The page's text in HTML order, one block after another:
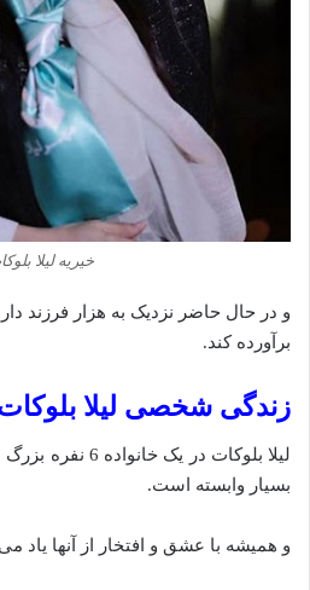
خیریه لیلا
و در حال حاضر نزدیک به هزار فرزند
برآورده‌ کند.
زندگی شخصی لیلا
لیلا بلوکات در
بسیار وابسته‌ است.
و همیشه با عشق و افتخار از آنها یاد